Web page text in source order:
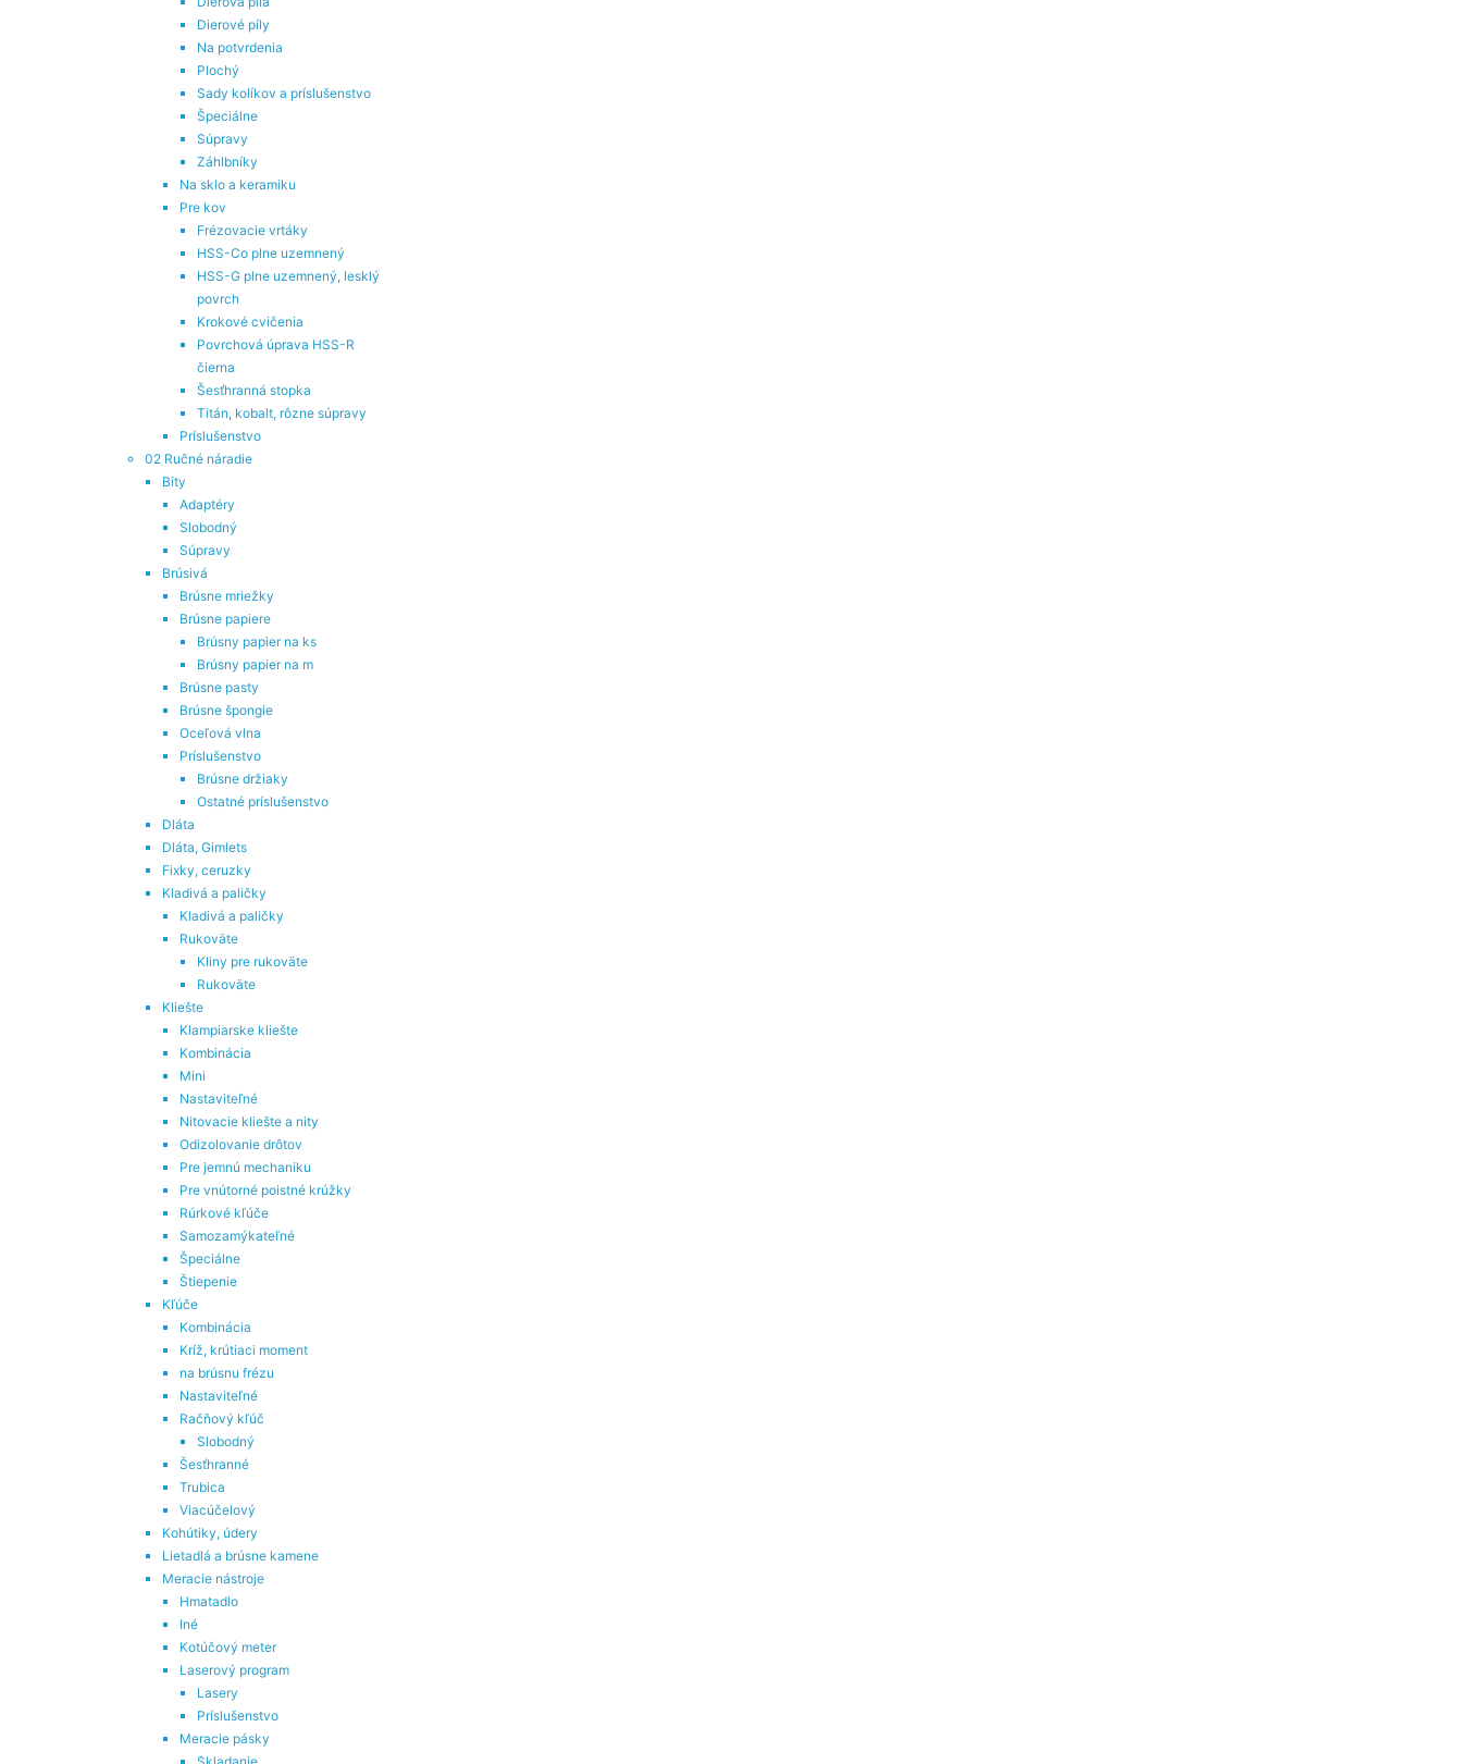
Dierové píly
Na potvrdenia
Plochý
Sady kolíkov a príslušenstvo
Špeciálne
Súpravy
Záhlbníky
Na sklo a keramiku
Pre kov
Frézovacie vrtáky
HSS-Co plne uzemnený
HSS-G plne uzemnený, lesklý
povrch
Krokové cvičenia
Povrchová úprava HSS-R
čierna
Šesťhranná stopka
Titán, kobalt, rôzne súpravy
Príslušenstvo
02 Ručné náradie
Bity
Adaptéry
Slobodný
Súpravy
Brúsivá
Brúsne mriežky
Brúsne papiere
Brúsny papier na ks
Brúsny papier na m
Brúsne pasty
Brúsne špongie
Oceľová vlna
Príslušenstvo
Brúsne držiaky
Ostatné príslušenstvo
Dláta
Dláta, Gimlets
Fixky, ceruzky
Kladivá a paličky
Kladivá a paličky
Rukoväte
Kliny pre rukoväte
Rukoväte
Kliešte
Klampiarske kliešte
Kombinácia
Mini
Nastaviteľné
Nitovacie kliešte a nity
Odizolovanie drôtov
Pre jemnú mechaniku
Pre vnútorné poistné krúžky
Rúrkové kľúče
Samozamýkateľné
Špeciálne
Štiepenie
Kľúče
Kombinácia
Kríž, krútiaci moment
na brúsnu frézu
Nastaviteľné
Račňový kľúč
Slobodný
Šesťhranné
Trubica
Viacúčelový
Kohútiky, údery
Lietadlá a brúsne kamene
Meracie nástroje
Hmatadlo
Iné
Kotúčový meter
Laserový program
Lasery
Príslušenstvo
Meracie pásky